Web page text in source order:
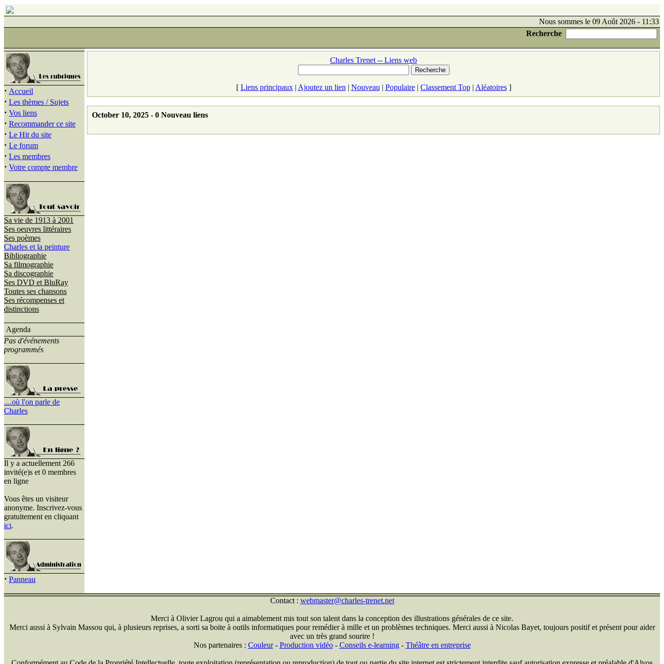
Nous sommes le 09 Août 2026 - 11:33
Recherche
· Accueil
· Les thèmes / Sujets
· Vos liens
· Recommander ce site
· Le Hit du site
· Le forum
· Les membres
· Votre compte membre
Sa vie de 1913 à 2001
Ses oeuvres littéraires
Ses poèmes
Charles et la peinture
Bibliographie
Sa filmographie
Sa discographie
Ses DVD et BluRay
Toutes ses chansons
Ses récompenses et
distinctions
Agenda
Pas d'événements
programmés
....où l'on parle de
Charles
Il y a actuellement 266
invité(e)s et 0 membres
en ligne
Vous êtes un visiteur
anonyme. Inscrivez-vous
gratuitement en cliquant
ici.
· Panneau
Charles Trenet -- Liens web
[ Liens principaux| Ajoutez un lien | Nouveau | Populaire| Classement Top| Aléatoires]
October 10, 2025 - 0 Nouveau liens
Contact : webmaster@charles-trenet.net
Merci à Olivier Lagrou qui a aimablement mis tout son talent dans la conception des illustrations générales de ce site.
Merci aussi à Sylvain Massou qui, à plusieurs reprises, a sorti sa boite à outils informatiques pour remédier à mille et un problèmes techniques. Merci aussi à Nicolas Bayet, toujours positif et présent pour aider
avec un très grand sourire !
Nos partenaires : Couleur- Production vidéo- Conseils e-learning- Théâtre en entreprise